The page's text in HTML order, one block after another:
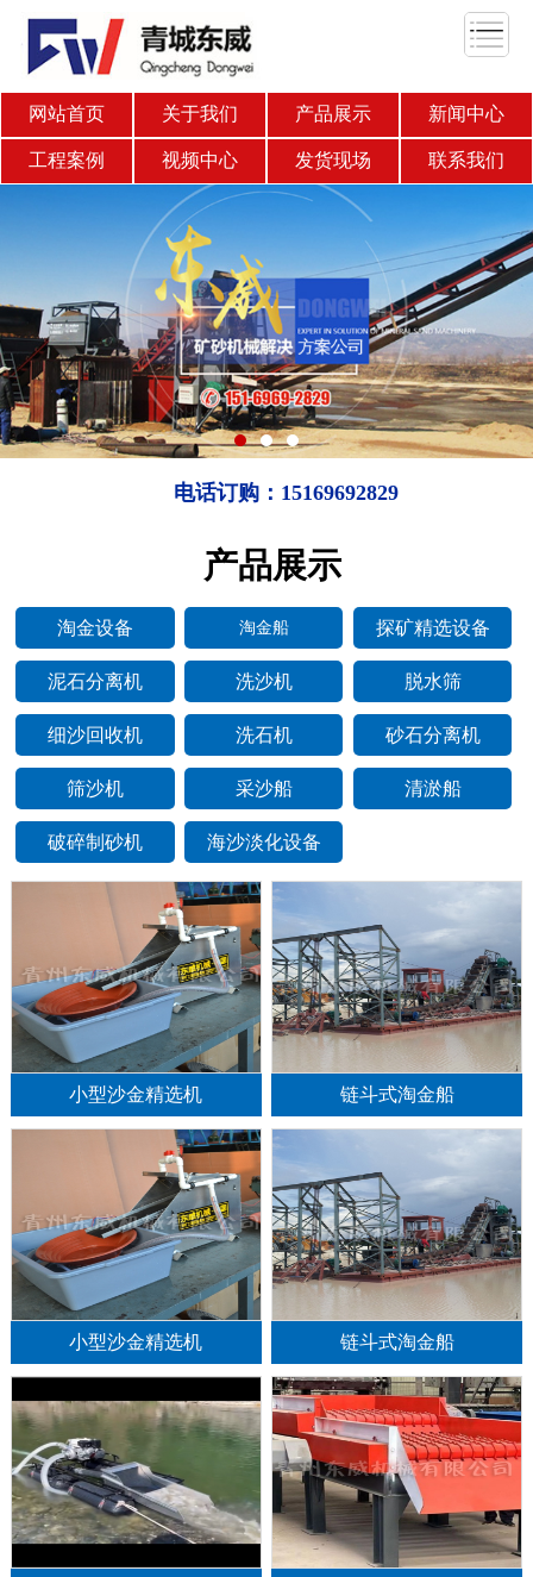
网站首页 关于我们 产品展示 新闻中心
工程案例 视频中心 发货现场 联系我们
1 3
电话订购：15169692829
产品展示
淘金设备 淘金船 探矿精选设备
泥石分离机 洗沙机 脱水筛
细沙回收机 洗石机 砂石分离机
筛沙机 采沙船 清淤船
破碎制砂机 海沙淡化设备
小型沙金精选机 链斗式淘金船
小型沙金精选机 链斗式淘金船